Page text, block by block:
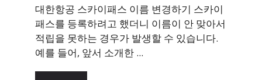
대한항공 스카이패스 이름 변경하기 스카이
패스를 등록하려고 했더니 이름이 안 맞아서
적립을 못하는 경우가 발생할 수 있습니다.
예를 들어, 앞서 소개한 ...